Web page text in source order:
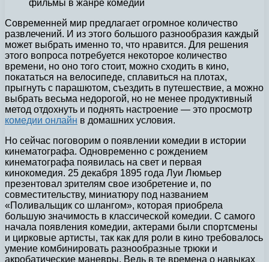
фильмы в жанре комедии
Современней мир предлагает огромное количество
развлечений. И из этого большого разнообразия каждый
может выбрать именно то, что нравится. Для решения
этого вопроса потребуется некоторое количество
времени, но оно того стоит, можно сходить в кино,
покататься на велосипеде, сплавиться на плотах,
прыгнуть с парашютом, съездить в путешествие, а можно
выбрать весьма недорогой, но не менее продуктивный
метод отдохнуть и поднять настроение — это просмотр
комедии онлайн в домашних условия.
Но сейчас поговорим о появлении комедии в истории
кинематографа. Одновременно с рождением
кинематографа появилась на свет и первая
кинокомедия. 25 декабря 1895 года Луи Люмьер
презентовал зрителям свое изобретение и, по
совместительству, миниатюру под названием
«Поливальщик со шлангом», которая приобрела
большую значимость в классической комедии. С самого
начала появления комедии, актерами были спортсмены
и цирковые артисты, так как для роли в кино требовалось
умение комбинировать разнообразные трюки и
акробатические маневры. Ведь в те времена о навыках